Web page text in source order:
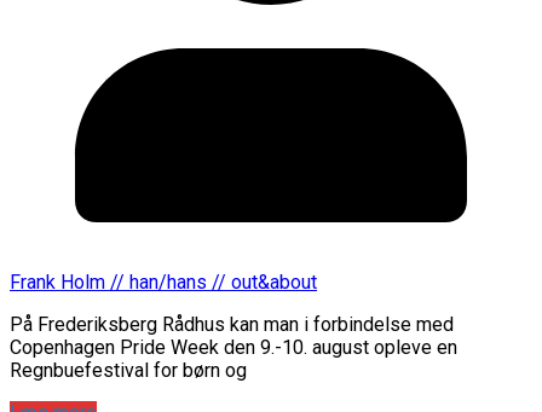
Frank Holm // han/hans // out&about
På Frederiksberg Rådhus kan man i forbindelse med
Copenhagen Pride Week den 9.-10. august opleve en
Regnbuefestival for børn og